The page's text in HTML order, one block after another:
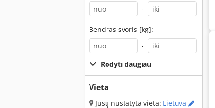
-
Bendras svoris [kg]:
-
Rodyti daugiau
Vieta
Jūsų nustatyta vieta: Lietuva